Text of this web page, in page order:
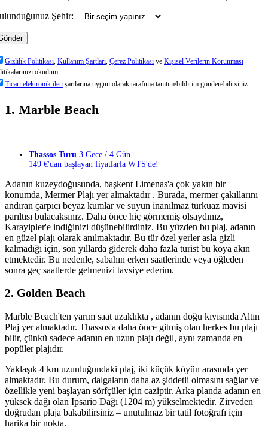
Şehir:
Gizlilik Politikası Kullanım Şartları Çerez Politikası ve Kişisel Verilerin Korunması
okudum.
Ticari elektronik ileti şartlarına uygun olarak tarafıma tanıtım/bildirim gönderebilirsiniz.
1. Marble Beach
Thassos Turu 3 Gece / 4 Gün
149 €'dan başlayan fiyatlarla WTS'de!
Adanın kuzeydoğusunda, başkent Limenas'a çok yakın bir
konumda, Mermer Plajı yer almaktadır . Burada, mermer çakıllarını
andıran çarpıcı beyaz kumlar ve suyun inanılmaz turkuaz mavisi
parıltısı bulacaksınız. Daha önce hiç görmemiş olsaydınız,
Karayipler'e indiğinizi düşünebilirdiniz. Bu yüzden bu plaj, adanın
en güzel plajı olarak anılmaktadır. Bu tür özel yerler asla gizli
kalmadığı için, son yıllarda giderek daha fazla turist bu koya akın
etmektedir. Bu nedenle, sabahın erken saatlerinde veya öğleden
sonra geç saatlerde gelmenizi tavsiye ederim.
2. Golden Beach
Marble Beach'ten yarım saat uzaklıkta , adanın doğu kıyısında Altın
Plaj yer almaktadır. Thassos'a daha önce gitmiş olan herkes bu plajı
bilir, çünkü sadece adanın en uzun plajı değil, aynı zamanda en
popüler plajıdır.
Yaklaşık 4 km uzunluğundaki plaj, iki küçük köyün arasında yer
almaktadır. Bu durum, dalgaların daha az şiddetli olmasını sağlar ve
özellikle yeni başlayan sörfçüler için caziptir. Arka planda adanın en
yüksek dağı olan Ipsario Dağı (1204 m) yükselmektedir. Zirveden
doğrudan plaja bakabilirsiniz – unutulmaz bir tatil fotoğrafı için
harika bir nokta.